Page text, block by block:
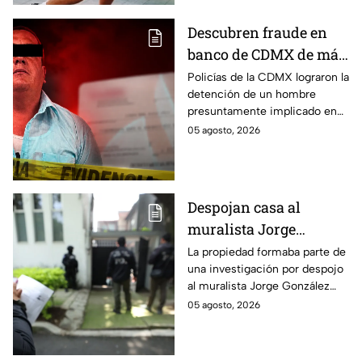
Descubren fraude en
banco de CDMX de más
de 400 mil pesos con
un cheque falso
Policías de la CDMX lograron la
detención de un hombre
presuntamente implicado en
un intento de fraude para
05 agosto, 2026
Despojan casa al
muralista Jorge
González Camarena en
la Del Valle y la
recupera| FOTOS
La propiedad formaba parte de
una investigación por despojo
al muralista Jorge González
Camarena por un predio en la
05 agosto, 2026